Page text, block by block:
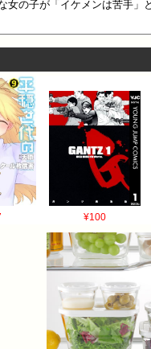
¥100